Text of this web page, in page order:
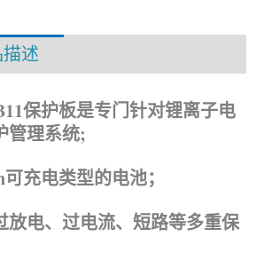
述
保护板是专门针对锂离子电
管理系统;
充电类型的电池；
放电、过电流、短路等多重保